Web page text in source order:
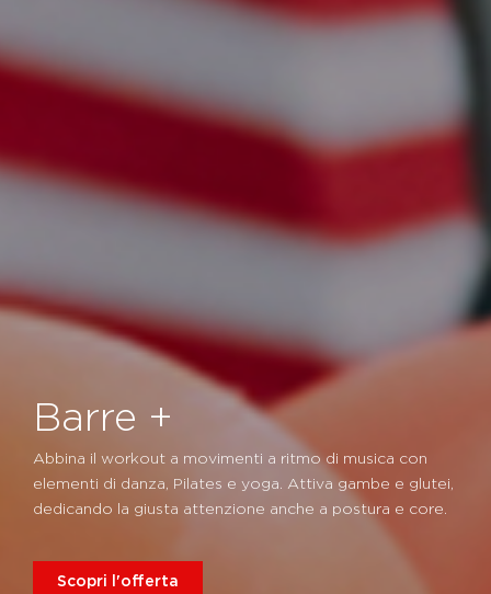
Barre +
Abbina il workout a movimenti a ritmo di musica con
elementi di danza, Pilates e yoga. Attiva gambe e glutei,
dedicando la giusta attenzione anche a postura e core.
Scopri l'offerta